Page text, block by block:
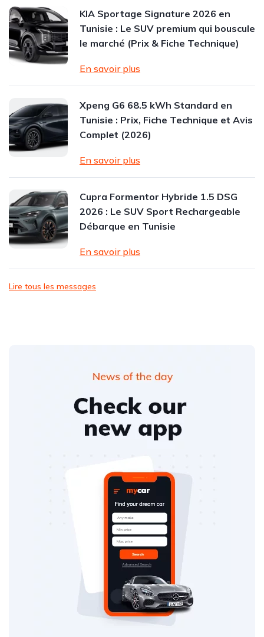
KIA Sportage Signature 2026 en
Tunisie : Le SUV premium qui bouscule
le marché (Prix & Fiche Technique)
En savoir plus
Xpeng G6 68.5 kWh Standard en
Tunisie : Prix, Fiche Technique et Avis
Complet (2026)
En savoir plus
Cupra Formentor Hybride 1.5 DSG
2026 : Le SUV Sport Rechargeable
Débarque en Tunisie
En savoir plus
Lire tous les messages